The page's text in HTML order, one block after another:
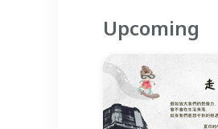
Upcoming